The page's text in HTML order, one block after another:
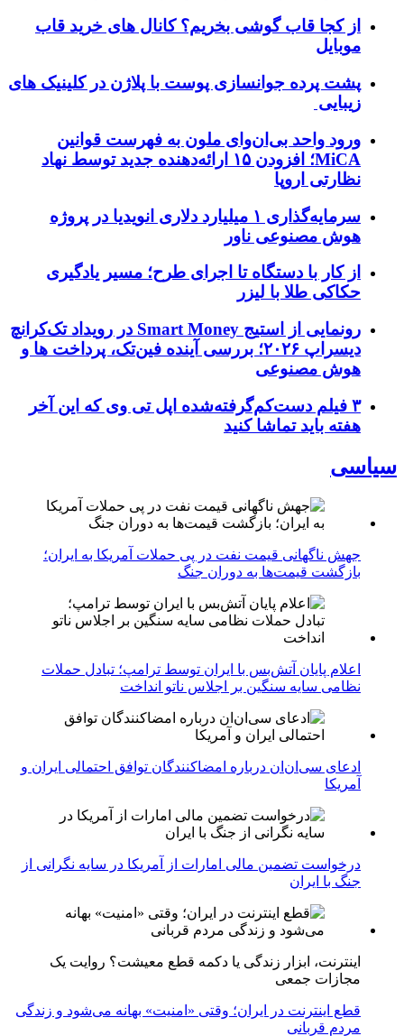
از کجا قاب گوشی بخریم؟ کانال های خرید قاب
موبایل
پشت پرده جوانسازی پوست با پلاژن در کلینیک های
زیبایی
ورود واحد بی‌ان‌وای ملون به فهرست قوانین
MiCA؛ افزودن ۱۵ ارائه‌دهنده جدید توسط نهاد
نظارتی اروپا
سرمایه‌گذاری ۱ میلیارد دلاری انویدیا در پروژه
هوش مصنوعی ناور
از کار با دستگاه تا اجرای طرح؛ مسیر یادگیری
حکاکی طلا با لیزر
رونمایی از استیج Smart Money در رویداد تک‌کرانچ
دیسراپ ۲۰۲۶؛ بررسی آینده فین‌تک، پرداخت‌ ها و
هوش مصنوعی
۳ فیلم دست‌کم‌گرفته‌شده اپل تی وی که این آخر
هفته باید تماشا کنید
سیاسی
جهش ناگهانی قیمت نفت در پی حملات آمریکا به ایران؛
بازگشت قیمت‌ها به دوران جنگ
اعلام پایان آتش‌بس با ایران توسط ترامپ؛ تبادل حملات
نظامی سایه سنگین بر اجلاس ناتو انداخت
ادعای سی‌ان‌ان درباره امضاکنندگان توافق احتمالی ایران و
آمریکا
درخواست تضمین مالی امارات از آمریکا در سایه نگرانی از
جنگ با ایران
اینترنت، ابزار زندگی یا دکمه قطع معیشت؟ روایت یک
مجازات جمعی
قطع اینترنت در ایران؛ وقتی «امنیت» بهانه می‌شود و زندگی
مردم قربانی